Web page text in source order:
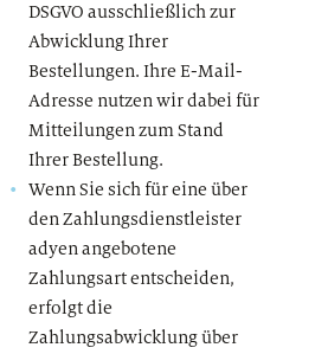
DSGVO ausschließlich zur
Abwicklung Ihrer
Bestellungen. Ihre E-Mail-
Adresse nutzen wir dabei für
Mitteilungen zum Stand
Ihrer Bestellung.
Wenn Sie sich für eine über
den Zahlungsdienstleister
adyen angebotene
Zahlungsart entscheiden,
erfolgt die
Zahlungsabwicklung über